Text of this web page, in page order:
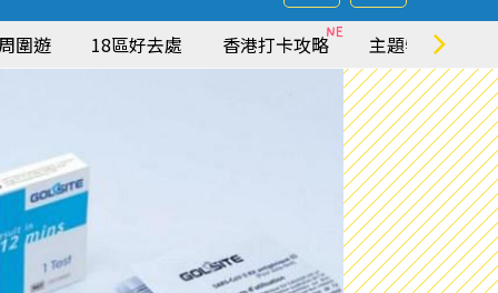
圍遊 18區好去處 香港打卡攻略 主題特集